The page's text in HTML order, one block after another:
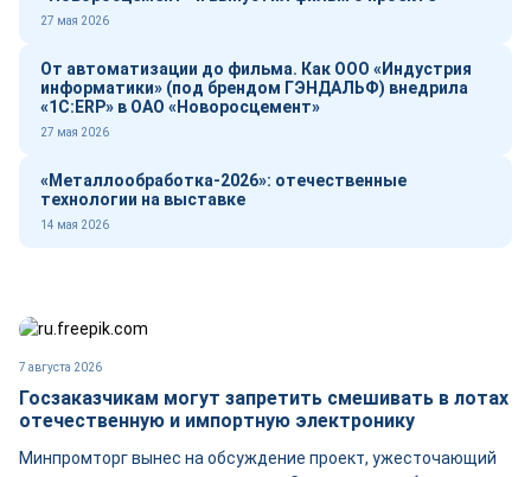
27 мая 2026
От автоматизации до фильма. Как ООО «Индустрия
информатики» (под брендом ГЭНДАЛЬФ) внедрила
«1С:ERP» в ОАО «Новоросцемент»
27 мая 2026
«Металлообработка-2026»: отечественные
технологии на выставке
14 мая 2026
7 августа 2026
Госзаказчикам могут запретить смешивать в лотах
отечественную и импортную электронику
Минпромторг вынес на обсуждение проект, ужесточающий